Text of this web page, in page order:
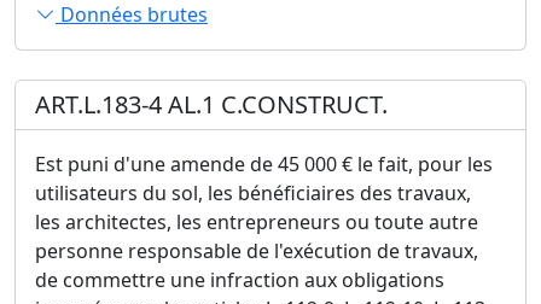
Données brutes
ART.L.183-4 AL.1 C.CONSTRUCT.
Est puni d'une amende de 45 000 € le fait, pour les
utilisateurs du sol, les bénéficiaires des travaux,
les architectes, les entrepreneurs ou toute autre
personne responsable de l'exécution de travaux,
de commettre une infraction aux obligations